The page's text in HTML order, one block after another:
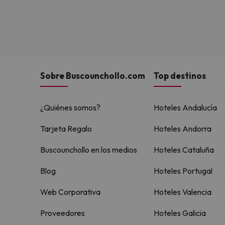
Sobre Buscounchollo.com
¿Quiénes somos?
Tarjeta Regalo
Buscounchollo en los medios
Blog
Web Corporativa
Proveedores
Top destinos
Hoteles Andalucía
Hoteles Andorra
Hoteles Cataluña
Hoteles Portugal
Hoteles Valencia
Hoteles Galicia